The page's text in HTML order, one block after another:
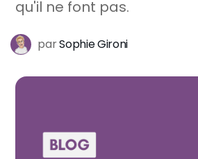
qu'il ne font pas.
parSophie Gironi